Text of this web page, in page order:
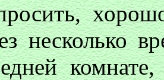
несколько